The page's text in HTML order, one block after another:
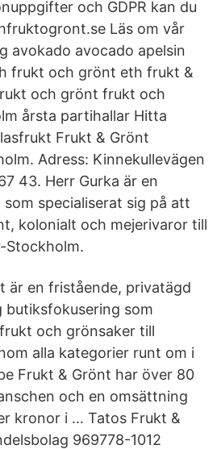
och GDPR kan du
Läs om vår
avokado avocado apelsin
frukt och grönt eth frukt &
och grönt frukt och
årsta partihallar Hitta
Frukt & Grönt
Adress: Kinnekullevägen
43. Herr Gurka är en
specialiserat sig på att
kolonialt och mejerivaror till
Stockholm.
är en fristående, privatägd
butiksfokusering som
och grönsaker till
alla kategorier runt om i
Frukt & Grönt har över 80
och en omsättning
kronor i … Tatos Frukt &
969778-1012